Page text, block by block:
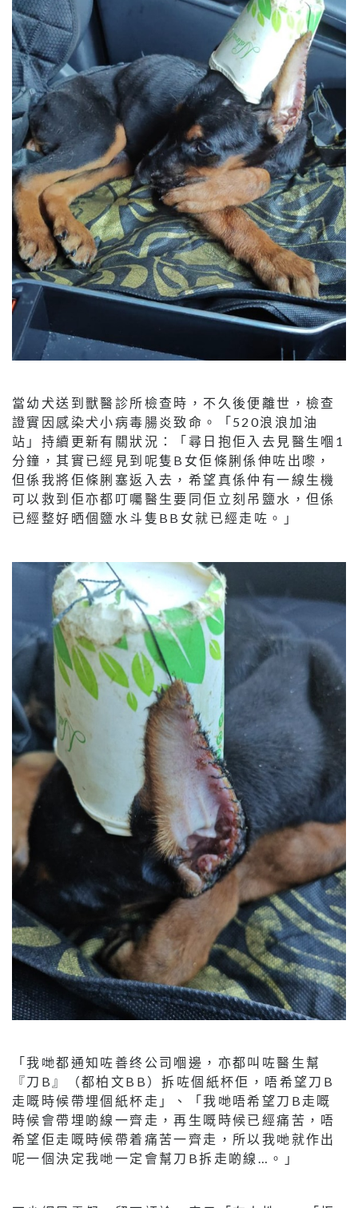
當幼犬送到獸醫診所檢查時，不久後便離世，檢查
證實因感染犬小病毒腸炎致命。「520浪浪加油
站」持續更新有關狀況：「尋日抱佢入去見醫生嗰1
分鐘，其實已經見到呢隻B女佢條脷係伸咗出嚟，
但係我將佢條脷塞返入去，希望真係仲有一線生機
可以救到佢亦都叮囑醫生要同佢立刻吊鹽水，但係
已經整好晒個鹽水斗隻BB女就已經走咗。」
「我哋都通知咗善终公司嗰邊，亦都叫咗醫生幫
『刀B』（都柏文BB）拆咗個紙杯佢，唔希望刀B
走嘅時候帶埋個紙杯走」、「我哋唔希望刀B走嘅
時候會帶埋啲線一齊走，再生嘅時候已經痛苦，唔
希望佢走嘅時候帶着痛苦一齊走，所以我哋就作出
呢一個決定我哋一定會幫刀B拆走啲線…。」